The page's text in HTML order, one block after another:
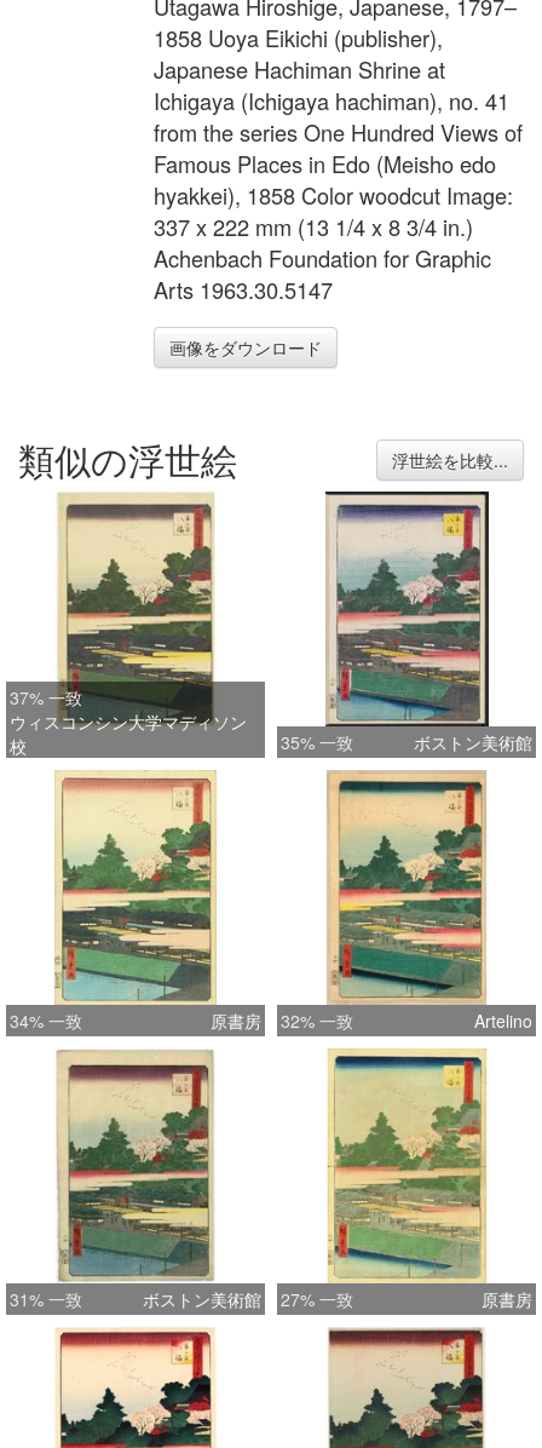
1858 Uoya Eikichi (publisher),
Japanese Hachiman Shrine at
Ichigaya (Ichigaya hachiman), no. 41
from the series One Hundred Views of
Famous Places in Edo (Meisho edo
hyakkei), 1858 Color woodcut Image:
337 x 222 mm (13 1/4 x 8 3/4 in.)
Achenbach Foundation for Graphic
Arts 1963.30.5147
画像をダウンロード
類似の浮世絵 浮世絵を比較...
37% 一致
ウィスコンシン大学マディソン
校
35% 一致 ボストン美術館
34% 一致 原書房 32% 一致 Artelino
31% 一致 ボストン美術館 27% 一致 原書房